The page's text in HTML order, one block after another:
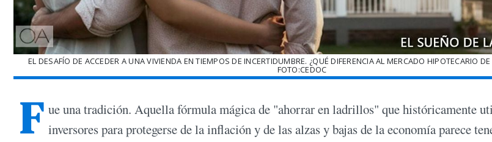
EL DESAFÍO DE ACCEDER A UNA VIVIENDA EN TIEMPOS DE INCERTIDUMBRE. ¿QUÉ DIFERENCIA AL MERCADO HIPOTECARIO
FOTO:CEDOC
F ue una tradición. Aquella fórmula mágica de "ahorrar en ladrillos" que históricamente
inversores para protegerse de la inflación y de las alzas y bajas de la economía parece